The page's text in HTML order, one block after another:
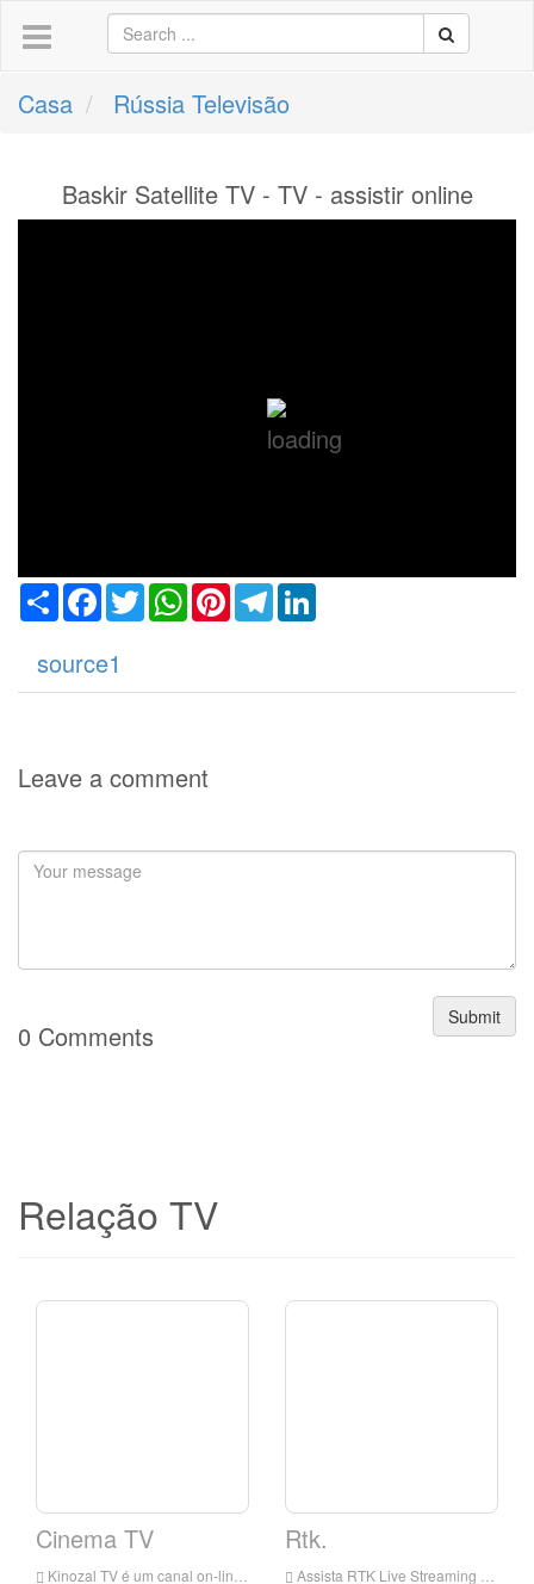
Casa Rússia Televisão
Baskir Satellite TV - TV - assistir online
ShareFacebook
TwitterWhatsApp
PinterestTelegram
source1
Leave a comment
Submit
0 Comments
Relação TV
Cinema TV
Kinozal TV é um canal on-line que oferece filmes e desenhos populares.
Rtk.
Assista RTK Live Streaming Online, RTK TV Live Streaming, RTK TV é uma estação de televisão na Rússia